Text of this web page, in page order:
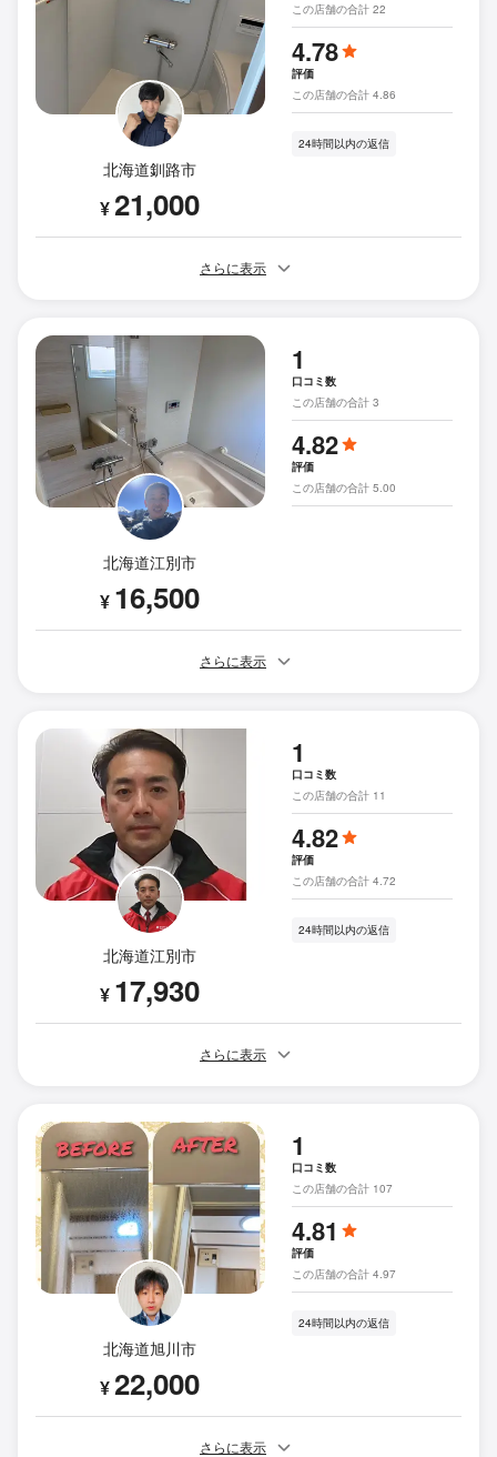
北海道釧路市
¥21,000
この店舗の合計 22
4.78
評価
この店舗の合計 4.86
24時間以内の返信
さらに表示
北海道江別市
¥ 16,500
1
口コミ数
この店舗の合計 3
4.82
評価
この店舗の合計 5.00
さらに表示
北海道江別市
¥ 17,930
1
口コミ数
この店舗の合計 11
4.82
評価
この店舗の合計 4.72
24時間以内の返信
さらに表示
北海道旭川市
¥22,000
1
口コミ数
この店舗の合計 107
4.81
評価
この店舗の合計 4.97
24時間以内の返信
さらに表示